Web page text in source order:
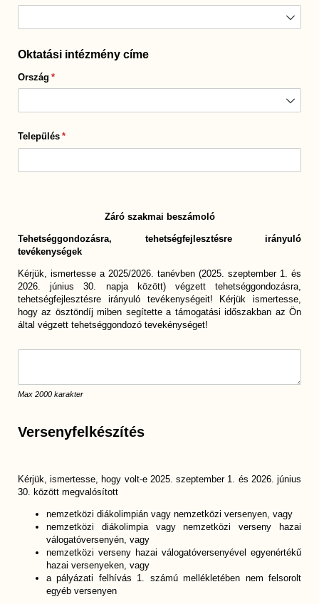
Oktatási intézmény címe
Ország *
(megadása kötelező)
Település *
(megadása kötelező)
Záró szakmai beszámoló
Tehetséggondozásra, tehetségfejlesztésre irányuló
tevékenységek
Kérjük, ismertesse a 2025/2026. tanévben (2025. szeptember 1. és
2026. június 30. napja között) végzett tehetséggondozásra,
tehetségfejlesztésre irányuló tevékenységeit! Kérjük ismertesse,
hogy az ösztöndíj miben segítette a támogatási időszakban az Ön
által végzett tehetséggondozó tevekénységet!
Max 2000 karakter
Versenyfelkészítés
Kérjük, ismertesse, hogy volt-e 2025. szeptember 1. és 2026. június
30. között megvalósított
nemzetközi diákolimpián vagy nemzetközi versenyen, vagy
nemzetközi diákolimpia vagy nemzetközi verseny hazai
válogatóversenyén, vagy
nemzetközi verseny hazai válogatóversenyével egyenértékű
hazai versenyeken, vagy
a pályázati felhívás 1. számú mellékletében nem felsorolt
egyéb versenyen